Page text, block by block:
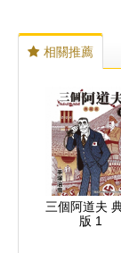
相關推薦
三個阿道夫
版 1